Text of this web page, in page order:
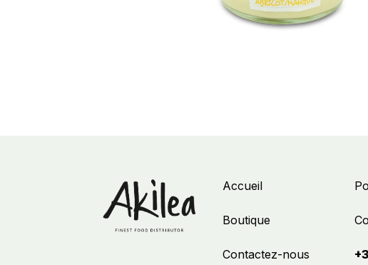
Accueil
Boutique
Contactez-nous